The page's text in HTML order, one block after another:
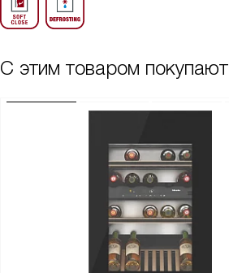
С этим товаром покупают